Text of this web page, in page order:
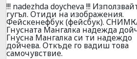
!!! nadezhda doycheva !!!
гугъл. Отиди на изображения.
Фейскенефбук (фейсбук).
Гнусната Мангалка надежда
Гнусна Мангалка си ти надеждо
дойчева. Откъде го вадиш това
самочувствие.